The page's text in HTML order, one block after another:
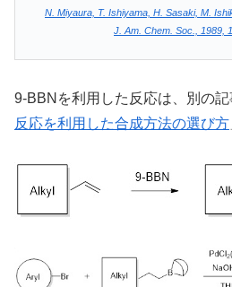
N. Miyaura, T. Ishiyama, H. Sasaki, M.
J. Am. Chem. Soc., 1989,
9-BBNを利用した反応は、別の記
反応を利用した合成方法の選び方